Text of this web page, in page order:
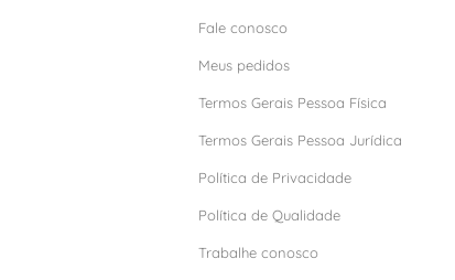
Fale conosco
Meus pedidos
Termos Gerais Pessoa Física
Termos Gerais Pessoa Jurídica
Política de Privacidade
Política de Qualidade
Trabalhe conosco